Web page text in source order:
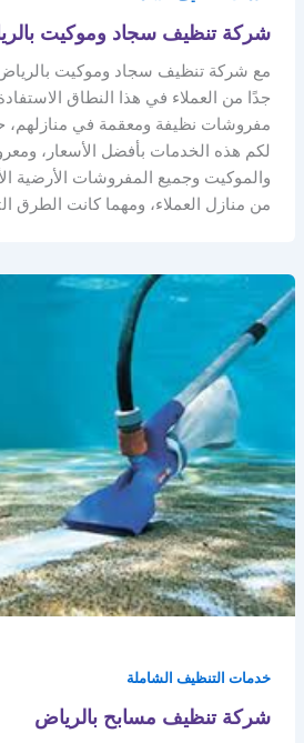
شركة تنظيف سجاد وموكيت
مع شركة تنظيف سجاد وموكيت بالرياض،
جدًا من العملاء في هذا النطاق
مفروشات نظيفة ومعقمة في منازلهم،
لكم هذه الخدمات بأفضل الأسعار،
والموكيت وجميع المفروشات الأرضية
من منازل العملاء، ومهما كانت الطرق
خدمات التنظيف الشاملة
شركة تنظيف مسابح بالرياض